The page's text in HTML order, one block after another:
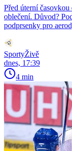
Před úterní
oblečení. Důvod?
podprsenky pro
SportyŽivě
dnes, 17:39
4 min